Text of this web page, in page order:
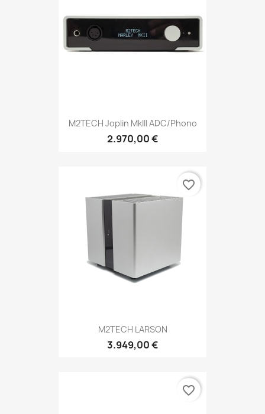
M2TECH Joplin MkIII ADC/phono
2.970,00 €
M2TECH LARSON
3.949,00 €
favorite_border
favorite_border